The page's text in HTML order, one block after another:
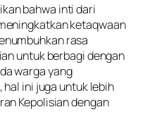
bahwa inti dari
ketaqwaan
rasa
untuk berbagi dengan
warga yang
ini juga untuk lebih
Kepolisian dengan